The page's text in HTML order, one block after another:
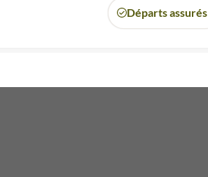
Départs assurés